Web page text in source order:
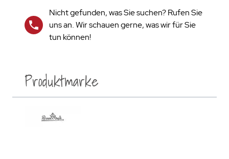
Nicht gefunden, was Sie suchen? Rufen Sie
uns an. Wir schauen gerne, was wir für Sie
tun können!
Produktmarke